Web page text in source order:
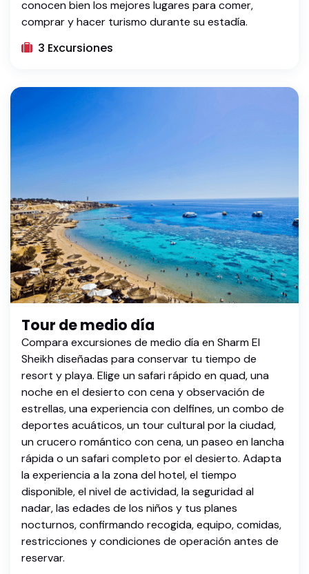
conocen bien los mejores lugares para comer,
comprar y hacer turismo durante su estadía.
3 Excursiones
Tour de medio día
Compara excursiones de medio día en Sharm El
Sheikh diseñadas para conservar tu tiempo de
resort y playa. Elige un safari rápido en quad, una
noche en el desierto con cena y observación de
estrellas, una experiencia con delfines, un combo de
deportes acuáticos, un tour cultural por la ciudad,
un crucero romántico con cena, un paseo en lancha
rápida o un safari completo por el desierto. Adapta
la experiencia a la zona del hotel, el tiempo
disponible, el nivel de actividad, la seguridad al
nadar, las edades de los niños y tus planes
nocturnos, confirmando recogida, equipo, comidas,
restricciones y condiciones de operación antes de
reservar.